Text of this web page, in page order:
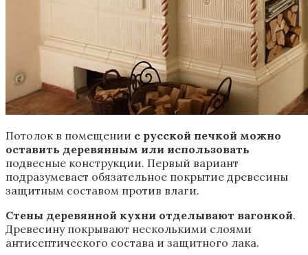
Потолок в помещении с русской печкой можно
оставить деревянным или использовать
подвесные конструкции. Первый вариант
подразумевает обязательное покрытие древесины
защитным составом против влаги.
Стены деревянной кухни отделывают вагонкой.
Древесину покрывают несколькими слоями
антисептического состава и защитного лака.